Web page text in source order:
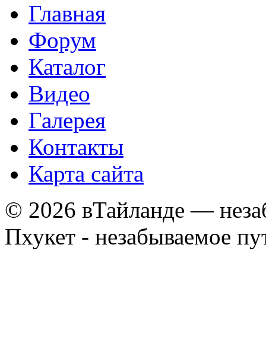
Главная
Форум
Каталог
Видео
Галерея
Контакты
Карта сайта
© 2026 вТайланде —
Пхукет - незабываемое